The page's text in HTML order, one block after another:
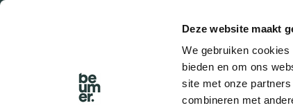
Deze website maakt
We gebruiken
bieden en om ons
site met onze
combineren met